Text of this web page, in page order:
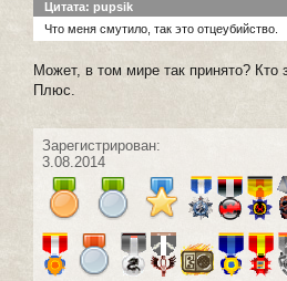
Цитата: pupsik
Что меня смутило, так это отцеубийство.
Может, в том мире так принято? Кто
Плюс.
Зарегистрирован:
3.08.2014